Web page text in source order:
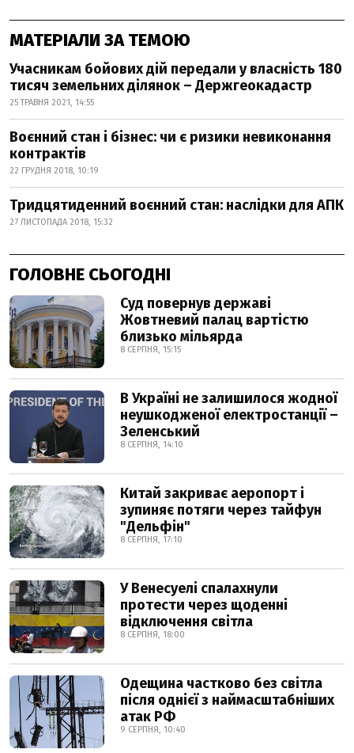
МАТЕРІАЛИ ЗА ТЕМОЮ
Учасникам бойових дій передали у власність 180
тисяч земельних ділянок – Держгеокадастр
25 ТРАВНЯ 2021, 14:55
Воєнний стан і бізнес: чи є ризики невиконання
контрактів
22 ГРУДНЯ 2018, 10:19
Тридцятиденний воєнний стан: наслідки для АПК
27 ЛИСТОПАДА 2018, 15:32
ГОЛОВНЕ СЬОГОДНІ
Суд повернув державі
Жовтневий палац вартістю
близько мільярда
8 СЕРПНЯ, 15:15
В Україні не залишилося жодної
неушкодженої електростанції –
Зеленський
8 СЕРПНЯ, 14:10
Китай закриває аеропорт і
зупиняє потяги через тайфун
"Дельфін"
8 СЕРПНЯ, 17:10
У Венесуелі спалахнули
протести через щоденні
відключення світла
8 СЕРПНЯ, 18:00
Одещина частково без світла
після однієї з наймасштабніших
атак РФ
9 СЕРПНЯ, 10:40